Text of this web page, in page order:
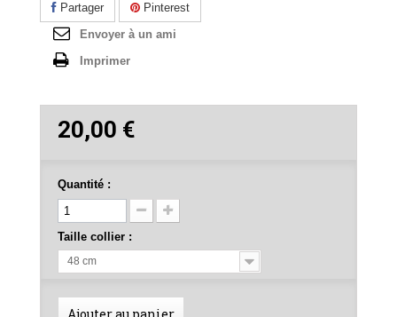
Partager
Pinterest
Envoyer à un ami
Imprimer
20,00 €
Quantité :
Taille collier :
48 cm